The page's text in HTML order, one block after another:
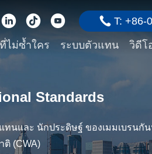
T: +86-
ไม่ซ้ำใคร ระบบตัวแทน วิดีโ
Standards
ทนและ นักประดิษฐ์ ของเมมเบรนกั
(CWA)